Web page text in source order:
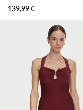
139,99€